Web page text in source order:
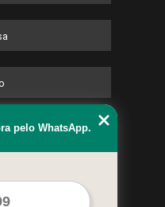
pelo WhatsApp.